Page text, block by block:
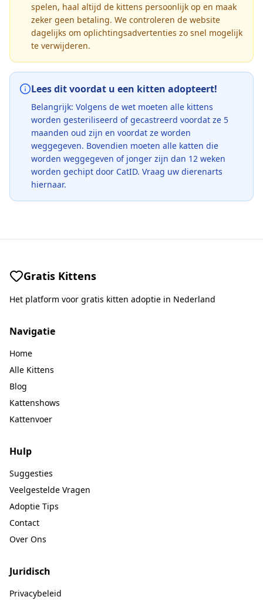
spelen, haal altijd de kittens persoonlijk op en maak
zeker geen betaling. We controleren de website
dagelijks om oplichtingsadvertenties zo snel mogelijk
te verwijderen.
Lees dit voordat u een kitten adopteert!
Belangrijk: Volgens de wet moeten alle kittens
worden gesteriliseerd of gecastreerd voordat ze 5
maanden oud zijn en voordat ze worden
weggegeven. Bovendien moeten alle katten die
worden weggegeven of jonger zijn dan 12 weken
worden gechipt door CatID. Vraag uw dierenarts
hiernaar.
Gratis Kittens
Het platform voor gratis kitten adoptie in Nederland
Navigatie
Home
Alle Kittens
Blog
Kattenshows
Kattenvoer
Hulp
Suggesties
Veelgestelde Vragen
Adoptie Tips
Contact
Over Ons
Juridisch
Privacybeleid